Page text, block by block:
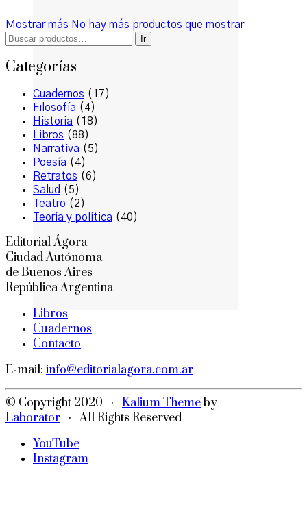
Mostrar más No hay más productos que mostrar
Buscar
Ir
Categorías
Cuadernos (17)
Filosofía (4)
Historia (18)
Libros (88)
Narrativa (5)
Poesía (4)
Retratos (6)
Salud (5)
Teatro (2)
Teoría y política (40)
Editorial Ágora
Ciudad Autónoma
de Buenos Aires
República Argentina
Libros
Cuadernos
Contacto
E-mail: info@editorialagora.com.ar
© Copyright 2020 · Kalium Themeby
Laborator · All Rights Reserved
YouTube
Instagram